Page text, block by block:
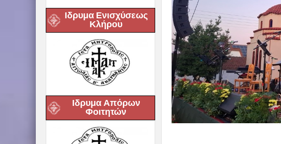
Ιδρυμα Ενισχύσεως
Κλήρου
Ιδρυμα Απόρων
Φοιτητών